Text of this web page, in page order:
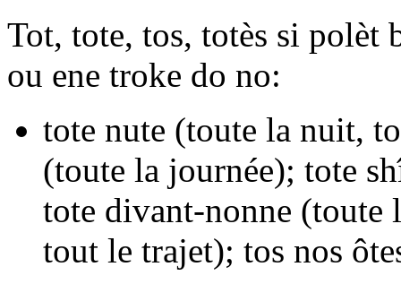
Tot, tote, tos, totès si polèt
ou ene troke do no:
tote nute (toute la nuit,
(toute la journée); tote
tote divant-nonne (toute
tout le trajet); tos nos